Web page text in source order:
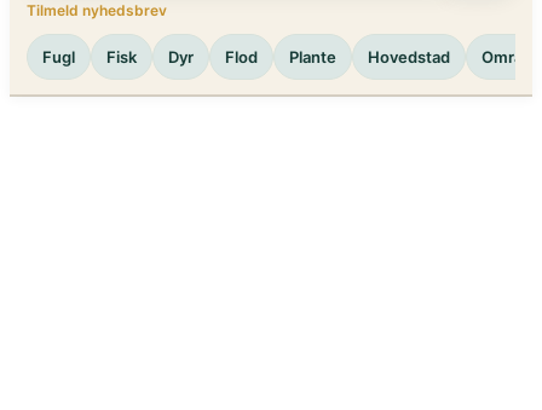
Tilmeld nyhedsbrev
Fugl Fisk Dyr Flod Plante Hovedstad Område